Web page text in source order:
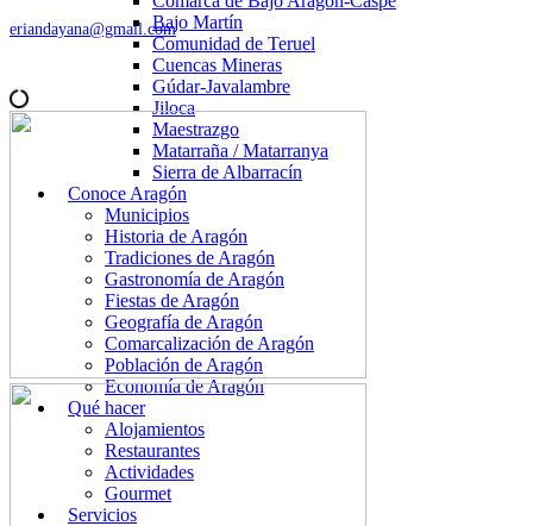
Bajo Martín
Comunidad de Teruel
Cuencas Mineras
Gúdar-Javalambre
Jiloca
Maestrazgo
Matarraña / Matarranya
Sierra de Albarracín
Conoce Aragón
Municipios
Historia de Aragón
Tradiciones de Aragón
Gastronomía de Aragón
Fiestas de Aragón
Geografía de Aragón
Comarcalización de Aragón
Población de Aragón
Economía de Aragón
Qué hacer
Alojamientos
Restaurantes
Actividades
Gourmet
Servicios
eriandayana@gmail.com